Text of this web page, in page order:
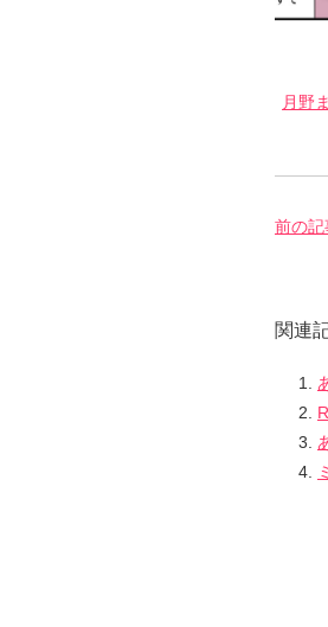
月野
前の記
関連